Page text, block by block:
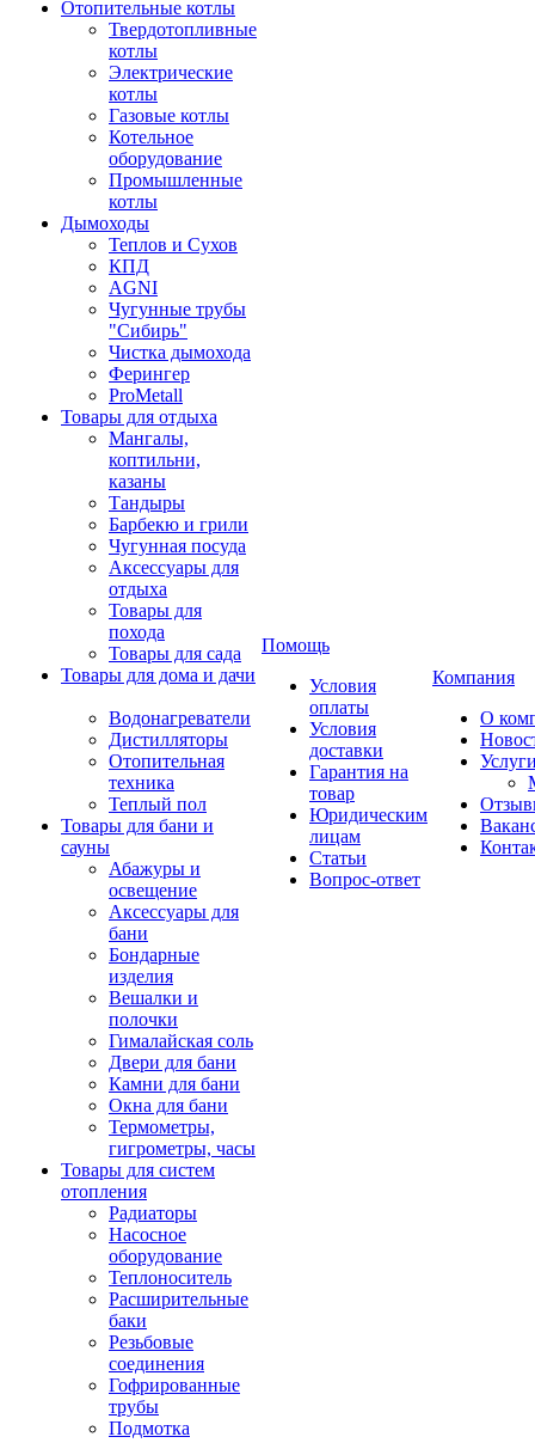
Отопительные котлы
Твердотопливные
котлы
Электрические
котлы
Газовые котлы
Котельное
оборудование
Промышленные
котлы
Дымоходы
Теплов и Сухов
КПД
AGNI
Чугунные трубы
"Сибирь"
Чистка дымохода
Ферингер
ProMetall
Товары для отдыха
Мангалы,
коптильни,
казаны
Тандыры
Барбекю и грили
Чугунная посуда
Аксессуары для
отдыха
Товары для
похода
Товары для сада
Товары для дома и дачи
Водонагреватели
Дистилляторы
Отопительная
техника
Теплый пол
Товары для бани и
сауны
Абажуры и
освещение
Аксессуары для
бани
Бондарные
изделия
Вешалки и
полочки
Гималайская соль
Двери для бани
Камни для бани
Окна для бани
Термометры,
гигрометры, часы
Товары для систем
отопления
Радиаторы
Насосное
оборудование
Теплоноситель
Расширительные
баки
Резьбовые
соединения
Гофрированные
трубы
Подмотка
Помощь
Условия
оплаты
Условия
доставки
Гарантия на
товар
Юридическим
лицам
Статьи
Вопрос-ответ
Компания
О